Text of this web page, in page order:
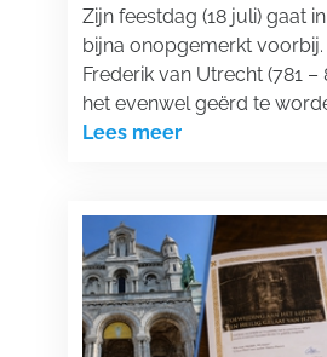
Zijn feestdag (18 juli) gaat
bijna onopgemerkt voorbij.
Frederik van Utrecht (781 –
het evenwel geërd te
Lees meer